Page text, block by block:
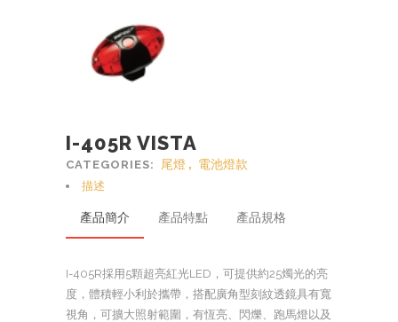
I-405R VISTA
CATEGORIES: 尾燈 , 電池燈款
描述
產品簡介 產品特點 產品規格
I-405R採用5顆超亮紅光LED，可提供約25燭光的亮
度，體積輕小利於攜帶，搭配廣角型刻紋透鏡具有寬
視角，可擴大照射範圍，有恆亮、閃爍、跑馬燈以及